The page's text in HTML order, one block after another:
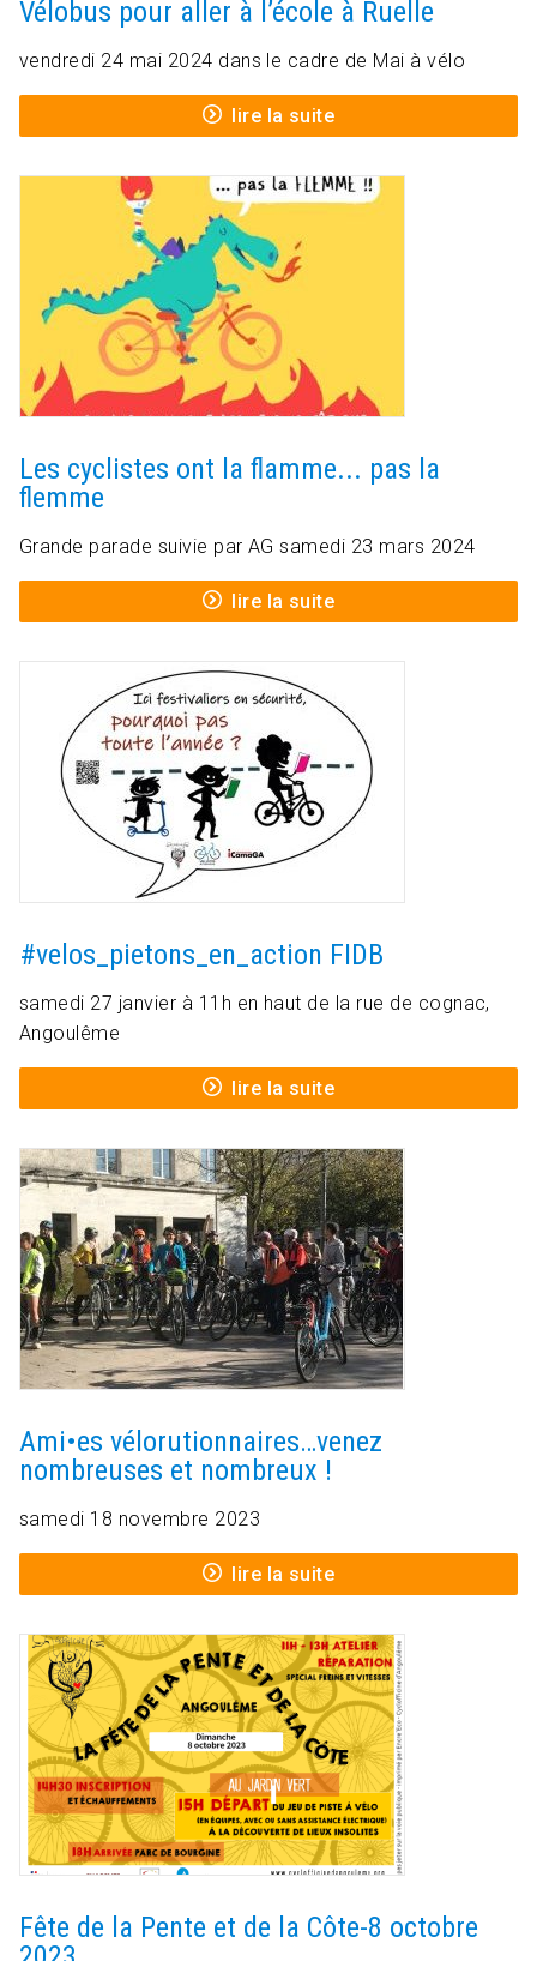
Vélobus pour aller à l’école à Ruelle
vendredi 24 mai 2024 dans le cadre de Mai à vélo
lire la suite
Les cyclistes ont la flamme... pas la
flemme
Grande parade suivie par AG samedi 23 mars 2024
lire la suite
#velos_pietons_en_action FIDB
samedi 27 janvier à 11h en haut de la rue de cognac,
Angoulême
lire la suite
Ami•es vélorutionnaires…venez
nombreuses et nombreux !
samedi 18 novembre 2023
lire la suite
Fête de la Pente et de la Côte-8 octobre